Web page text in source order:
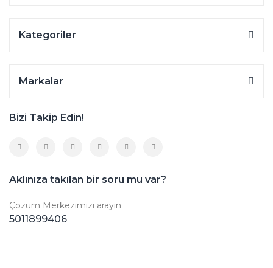
Kategoriler
Markalar
Bizi Takip Edin!
Aklınıza takılan bir soru mu var?
Çözüm Merkezimizi arayın
5011899406